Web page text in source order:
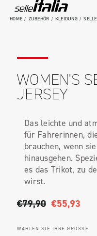
HOME ZUBEHÖR KLEIDUNG
WOMEN'S
JERSEY
Das leichte und
für Fahrerinnen,
brauchen, wenn
hinausgehen.
es das Trikot, zu
wirst.
€79,90 €55,93
WÄHLEN SIE IHRE GRÖSSE: